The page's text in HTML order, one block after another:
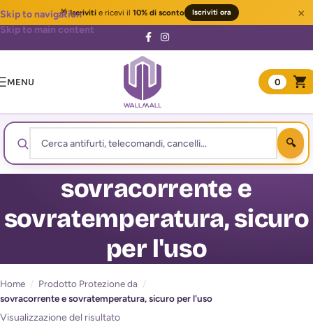
🎁Iscrivitie ricevi il 10% di sconto Iscriviti ora ×
Skip to navigation
Skip to main content
MENU 0
sovracorrente e
sovratemperatura, sicuro
per l'uso
Home / Prodotto Protezione da /
sovracorrente e sovratemperatura, sicuro per l'uso
Visualizzazione del risultato